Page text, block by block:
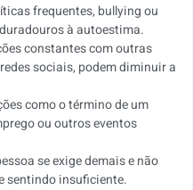
frequentes, bullying ou
à autoestima.
constantes com outras
sociais, podem diminuir a
como o término de um
ou outros eventos
se exige demais e não
sentindo insuficiente.